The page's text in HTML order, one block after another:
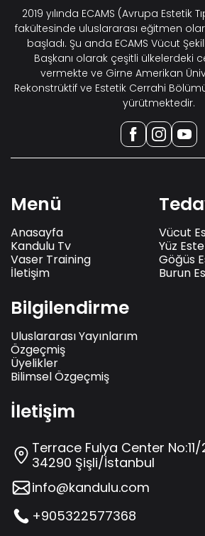
2019 yılında ECAMS (Avrupa Estetik
fakültesinde uluslararası eğitmen
başladı. Şu anda ECAMS Vücut
Başkanı olarak çeşitli ülkelerdeki
vermekte ve Girne Amerikan
Rekonstrüktif ve Estetik Cerrahi
yürütmektedir.
Menü
Anasayfa
Kandulu Tv
Vaser Training
İletişim
Vücut
Yüz
Göğüs
Burun
Bilgilendirme
Uluslararası Yayınlarım
Özgeçmiş
Üyelikler
Bilimsel Özgeçmiş
İletişim
Terrace Fulya Center
34290 Şişli/İstanbul
info@kandulu.com
+905322577368